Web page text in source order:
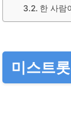
한 사람
미스트